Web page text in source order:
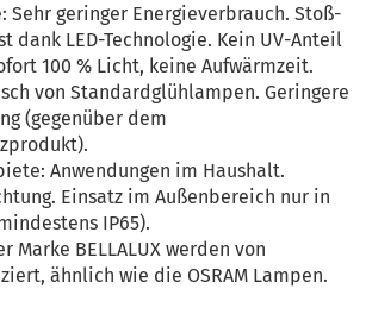
Sehr geringer Energieverbrauch. Stoß-
dank LED-Technologie. Kein UV-Anteil
100 % Licht, keine Aufwärmzeit.
von Standardglühlampen. Geringere
(gegenüber dem
Anwendungen im Haushalt.
Einsatz im Außenbereich nur in
IP65).
Marke BELLALUX werden von
ähnlich wie die OSRAM Lampen.